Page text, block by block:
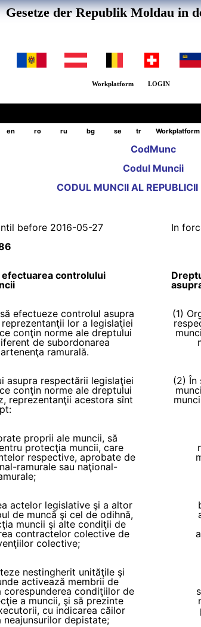
Gesetze der Republik Moldau in
Workplatform LOGIN
Workplatform
en ro ru bg se tr
CodMunc
Codul Muncii
CODUL MUNCII AL
before 2016-05-27
controlului
efectueze controlul asupra
lor a legislaţiei
conţin norme ale dreptului
de subordonarea
ramurală.
asupra respectării legislaţiei
conţin norme ale dreptului
reprezentanţii acestora sînt
proprii ale muncii, să
protecţia muncii, care
respective, aprobate de
ramurale sau naţional-
actelor legislative şi a altor
de muncă şi cel de odihnă,
muncii şi alte condiţii de
contractelor colective de
colective;
nestingherit unităţile şi
activează membrii de
corespunderea condiţiilor de
a muncii, şi să prezinte
cu indicarea căilor
depistate;
In
(1)
(2) În